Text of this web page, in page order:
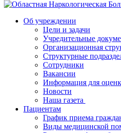
Об учреждении
Цели и задачи
Учредительные
Организационная
Структурные
Сотрудники
Вакансии
Информация для
Новости
​​Наша газета
Пациентам
График приема
Виды медицинской